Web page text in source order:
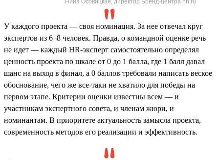
Нина Осовицкая, директор Бренд-центра hh.ru
У каждого проекта — своя номинация. За нее отвечал круг
экспертов из 6–8 человек. Правда, о командной оценке речь
не идет — каждый HR-эксперт самостоятельно определял
ценность проекта по шкале от 0 до 1 балла, где 1 балл давал
шанс на выход в финал, а 0 баллов требовали написать веское
обоснование, чего же все-таки не хватило для победы на
первом этапе. Критерии оценки известны всем — и
участникам экспертного совета, и членам жюри, и
номинантам. В приоритете актуальность замысла проекта,
современность методов его реализации и эффективность.